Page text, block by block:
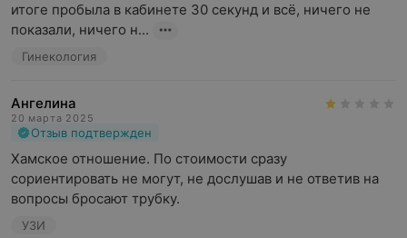
итоге пробыла в кабинете 30 секунд и всё, ничего не
показали, ничего н...
Гинекология
Ангелина
20 марта 2025
Отзыв подтвержден
Хамское отношение. По стоимости сразу
сориентировать не могут, не дослушав и не ответив на
вопросы бросают трубку.
УЗИ